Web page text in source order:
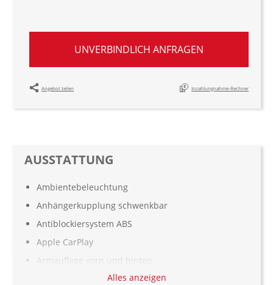
UNVERBINDLICH ANFRAGEN
Angebot teilen Inzahlungnahme-Rechner
AUSSTATTUNG
Ambientebeleuchtung
Anhängerkupplung schwenkbar
Antiblockiersystem ABS
Apple CarPlay
Armauflage vorn und hinten
Aufmerksamkeitsassistent
Alles anzeigen